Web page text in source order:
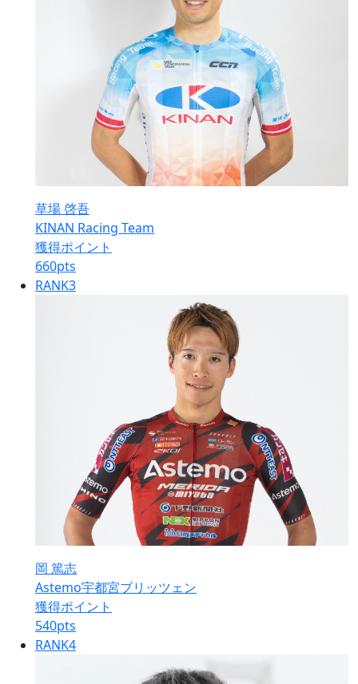
草場 啓吾
KINAN Racing Team
獲得ポイント
660pts
RANK3
岡 篤志
Astemo宇都宮ブリッツェン
獲得ポイント
540pts
RANK4